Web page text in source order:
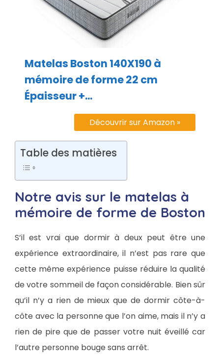
Matelas Boston 140X190 à
mémoire de forme 22 cm
Épaisseur +...
Découvrir sur Amazon »
Table des matières
Notre avis sur le matelas à
mémoire de forme de Boston
S’il est vrai que dormir à deux peut être une
expérience extraordinaire, il n’est pas rare que
cette même expérience puisse réduire la qualité
de votre sommeil de façon considérable. Bien sûr
qu’il n’y a rien de mieux que de dormir côte-à-
côte avec la personne que l’on aime, mais il n’y a
rien de pire que de passer votre nuit éveillé car
l’autre personne bouge sans arrêt.